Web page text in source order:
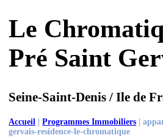
Le
Pré Saint
Seine-Saint-Denis / Ile de
Accueil |Programmes Immobiliers |
gervais-residence-le-chromatique